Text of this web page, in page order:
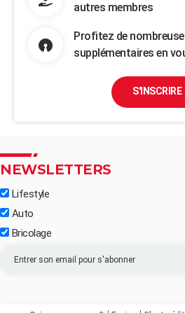
autres membres
Profitez de
supplémentaires en
S'INSCRIRE
NEWSLETTERS
Lifestyle
Auto
Bricolage